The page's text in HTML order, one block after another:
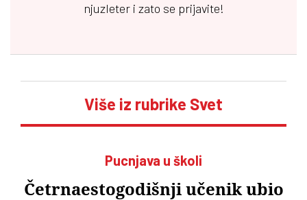
njuzleter i zato se prijavite!
Više iz rubrike Svet
Pucnjava u školi
Četrnaestogodišnji učenik ubio